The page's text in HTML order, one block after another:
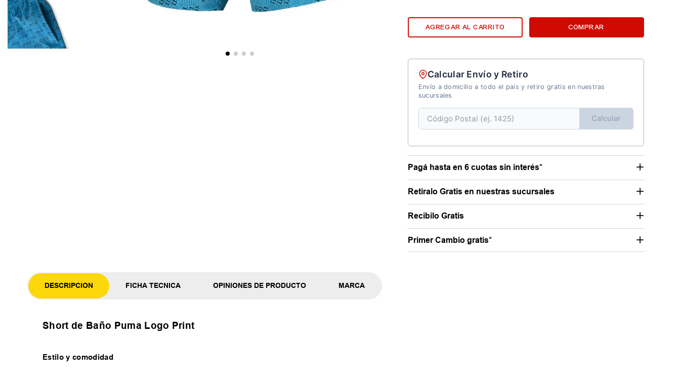
AGREGAR AL CARRITO COMPRAR
Calcular Envío y Retiro
Envío a domicilio a todo el país y retiro gratis en nuestras
sucursales
Calcular
Pagá hasta en 6 cuotas sin interés*
Retiralo Gratis en nuestras sucursales
Recibilo Gratis
Primer Cambio gratis*
DESCRIPCION FICHA TECNICA OPINIONES DE PRODUCTO MARCA
Short de Baño Puma Logo Print
Estilo y comodidad